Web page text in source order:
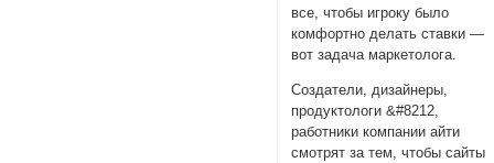
все, чтобы игроку было
комфортно делать ставки —
вот задача маркетолога.
Создатели, дизайнеры,
продуктологи &#8212,
работники компании айти
смотрят за тем, чтобы сайты